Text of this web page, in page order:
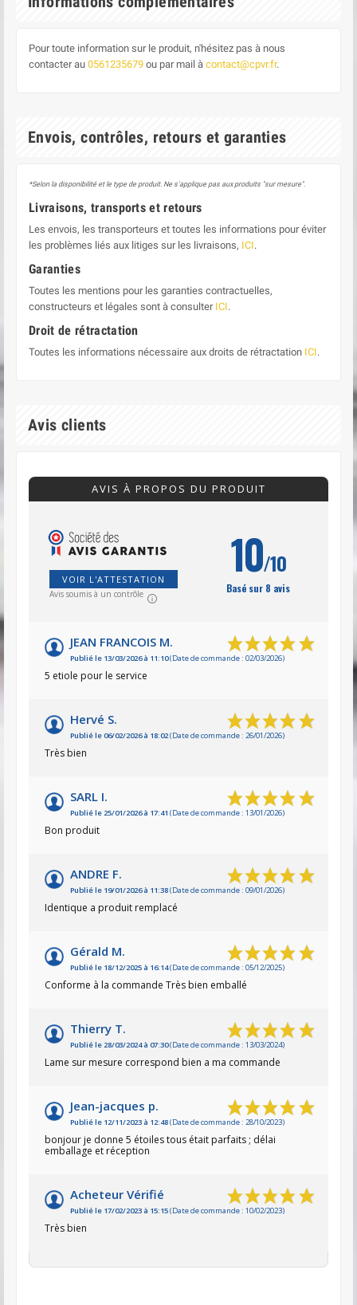
Pour toute information sur le produit, n'hésitez pas à nous
contacter au 0561235679 ou par mail à contact@cpvr.fr.
Envois, contrôles, retours et garanties
*Selon la disponibilité et le type de produit. Ne s'applique pas aux produits "sur mesure".
Livraisons, transports et retours
Les envois, les transporteurs et toutes les informations pour éviter
les problèmes liés aux litiges sur les livraisons, ICI.
Garanties
Toutes les mentions pour les garanties contractuelles,
constructeurs et légales sont à consulter ICI.
Droit de rétractation
Toutes les informations nécessaire aux droits de rétractation ICI.
Avis clients
AVIS À PROPOS DU PRODUIT
VOIR L'ATTESTATION
Avis soumis à un contrôle
10/10
Basé sur 8 avis
JEAN FRANCOIS M.
Publié le 13/03/2026 à 11:10(Date de commande : 02/03/2026)
5 etiole pour le service
Hervé S.
Publié le 06/02/2026 à 18:02(Date de commande : 26/01/2026)
Très bien
SARL I.
Publié le 25/01/2026 à 17:41 (Date de commande : 13/01/2026)
Bon produit
ANDRE F.
Publié le 19/01/2026 à 11:38(Date de commande : 09/01/2026)
Identique a produit remplacé
Gérald M.
Publié le 18/12/2025 à 16:14(Date de commande : 05/12/2025)
Conforme à la commande Très bien emballé
Thierry T.
Publié le 28/03/2024 à 07:30(Date de commande : 13/03/2024)
Lame sur mesure correspond bien a ma commande
Jean-jacques p.
Publié le 12/11/2023 à 12:48(Date de commande : 28/10/2023)
bonjour je donne 5 étoiles tous était parfaits ; délai
emballage et réception
Acheteur Vérifié
Publié le 17/02/2023 à 15:15(Date de commande : 10/02/2023)
Très bien